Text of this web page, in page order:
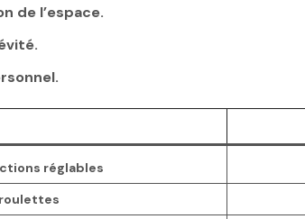
de l’espace.
réglables